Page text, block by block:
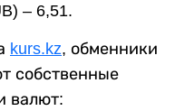
– 6,51.
kurs.kz, обменники
собственные
валют: